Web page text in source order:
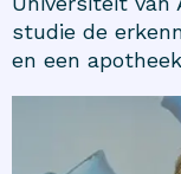
studie de
en een